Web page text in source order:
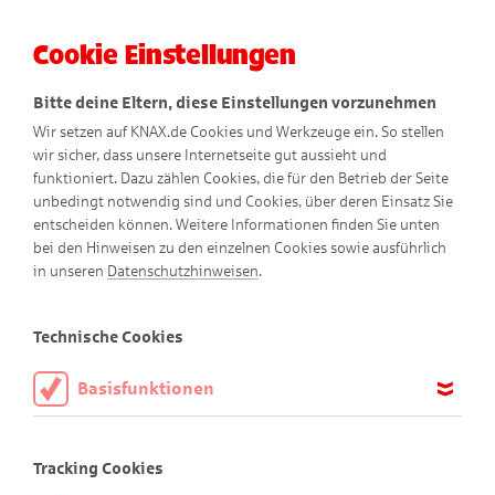
Pierre Kattuns
Natur
Cookie Einstellungen
Bitte deine Eltern, diese Einstellungen vorzunehmen
Wir setzen auf KNAX.de Cookies und Werkzeuge ein. So stellen
wir sicher, dass unsere Internetseite gut aussieht und
funktioniert. Dazu zählen Cookies, die für den Betrieb der Seite
unbedingt notwendig sind und Cookies, über deren Einsatz Sie
entscheiden können. Weitere Informationen finden Sie unten
bei den Hinweisen zu den einzelnen Cookies sowie ausführlich
in unseren Datenschutzhinweisen.
Technische Cookies
Basisfunktionen
aktiviert sein.
Tracking Cookies